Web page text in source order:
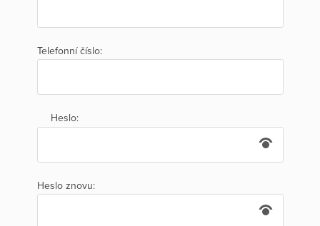
Telefonní číslo:
Heslo:
Heslo znovu: